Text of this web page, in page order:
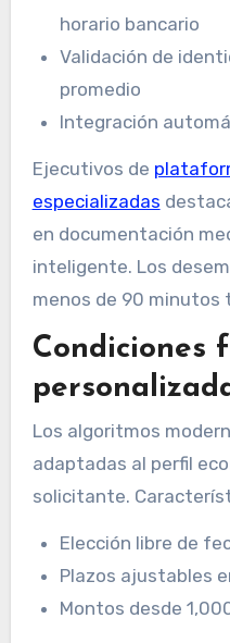
horario bancario
Validación de
promedio
Integración
Ejecutivos de
especializadas
en documentación
inteligente. Los
menos de 90 minutos
Condiciones
Los algoritmos
adaptadas al perfil
solicitante.
Elección libre de
Plazos ajustables
Montos desde